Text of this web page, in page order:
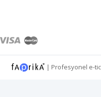
| Profesyonel e-